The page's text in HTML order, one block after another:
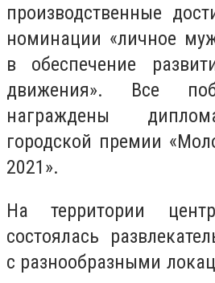
производственные
номинации «личное
в обеспечение
движения». Все
награждены
городской премии
2021».
На территории
состоялась
с разнообразными